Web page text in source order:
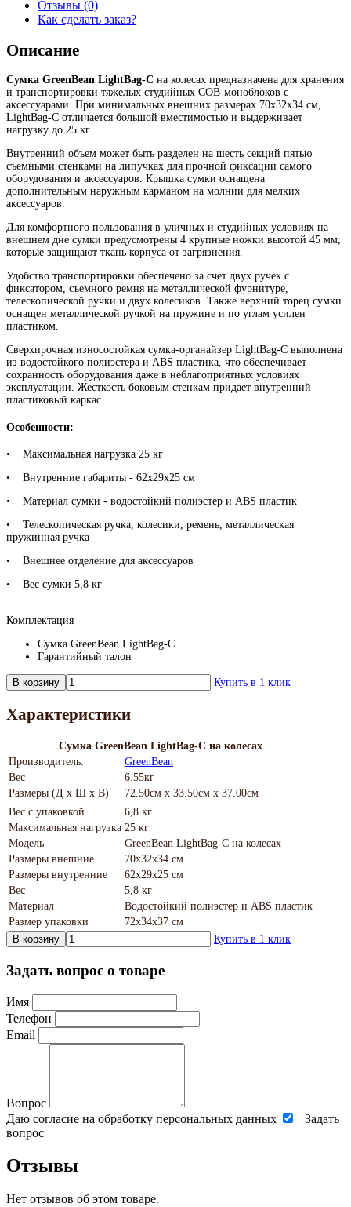
Отзывы (0)
Как сделать заказ?
Описание
Сумка GreenBean LightBag-C на колесах предназначена для хранения
и транспортировки тяжелых студийных COB-моноблоков с
аксессуарами. При минимальных внешних размерах 70х32х34 см,
LightBag-С отличается большой вместимостью и выдерживает
нагрузку до 25 кг.
Внутренний объем может быть разделен на шесть секций пятью
съемными стенками на липучках для прочной фиксации самого
оборудования и аксессуаров. Крышка сумки оснащена
дополнительным наружным карманом на молнии для мелких
аксессуаров.
Для комфортного пользования в уличных и студийных условиях на
внешнем дне сумки предусмотрены 4 крупные ножки высотой 45 мм,
которые защищают ткань корпуса от загрязнения.
Удобство транспортировки обеспечено за счет двух ручек с
фиксатором, съемного ремня на металлической фурнитуре,
телескопической ручки и двух колесиков. Также верхний торец сумки
оснащен металлической ручкой на пружине и по углам усилен
пластиком.
Сверхпрочная износостойкая сумка-органайзер LightBag-C выполнена
из водостойкого полиэстера и ABS пластика, что обеспечивает
сохранность оборудования даже в неблагоприятных условиях
эксплуатации. Жесткость боковым стенкам придает внутренний
пластиковый каркас.
Особенности:
• Максимальная нагрузка 25 кг
• Внутренние габариты - 62x29x25 см
• Материал сумки - водостойкий полиэстер и ABS пластик
• Телескопическая ручка, колесики, ремень, металлическая
пружинная ручка
• Внешнее отделение для аксессуаров
• Вес сумки 5,8 кг
Комплектация
Сумка GreenBean LightBag-C
Гарантийный талон
В корзину Купить в 1 клик
Характеристики
Сумка GreenBean LightBag-C на колесах
Производитель:
GreenBean
Вес
6.55кг
Размеры (Д х Ш х В)
72.50см x 33.50см x 37.00см
Вес с упаковкой
6,8 кг
Максимальная нагрузка 25 кг
Модель
GreenBean LightBag-C на колесах
Размеры внешние
70х32х34 см
Размеры внутренние
62x29x25 см
Вес
5,8 кг
Материал
Водостойкий полиэстер и ABS пластик
Размер упаковки
72х34х37 см
В корзину
Купить в 1 клик
Задать вопрос о товаре
Имя
Телефон
Email
Вопрос
Даю согласие на обработку персональных данных
Задать
вопрос
Отзывы
Нет отзывов об этом товаре.